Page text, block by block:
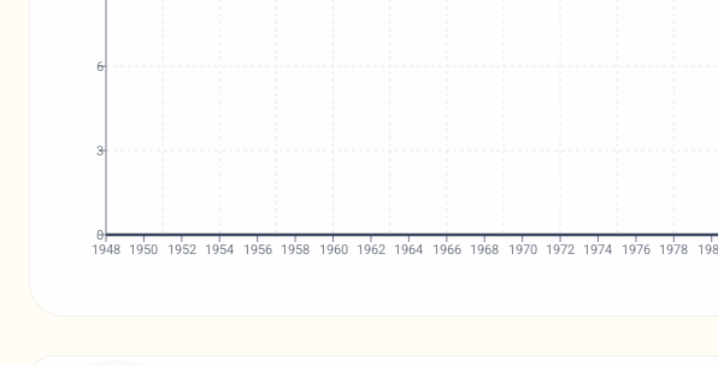
1948 1950 1952 1954 1956 1958 1960 1962 1964 1966 1968 1970 1972 1974 1976 1978
0
3
6